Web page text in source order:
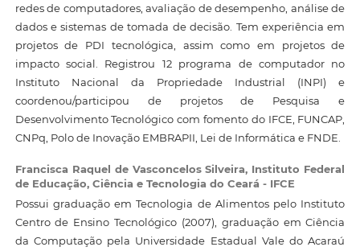
redes de computadores, avaliação de desempenho, análise de
dados e sistemas de tomada de decisão. Tem experiência em
projetos de PDI tecnológica, assim como em projetos de
impacto social. Registrou 12 programa de computador no
Instituto Nacional da Propriedade Industrial (INPI) e
coordenou/participou de projetos de Pesquisa e
Desenvolvimento Tecnológico com fomento do IFCE, FUNCAP,
CNPq, Polo de Inovação EMBRAPII, Lei de Informática e FNDE.
Francisca Raquel de Vasconcelos Silveira, Instituto Federal
de Educação, Ciência e Tecnologia do Ceará - IFCE
Possui graduação em Tecnologia de Alimentos pelo Instituto
Centro de Ensino Tecnológico (2007), graduação em Ciência
da Computação pela Universidade Estadual Vale do Acaraú